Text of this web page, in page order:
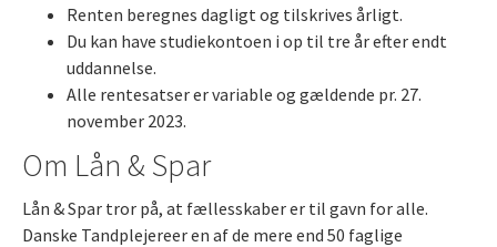
Renten beregnes dagligt og tilskrives årligt.
Du kan have studiekontoen i op til tre år efter endt
uddannelse.
Alle rentesatser er variable og gældende pr. 27.
november 2023.
Om Lån & Spar
Lån & Spar tror på, at fællesskaber er til gavn for alle.
Danske Tandplejereer en af de mere end 50 faglige